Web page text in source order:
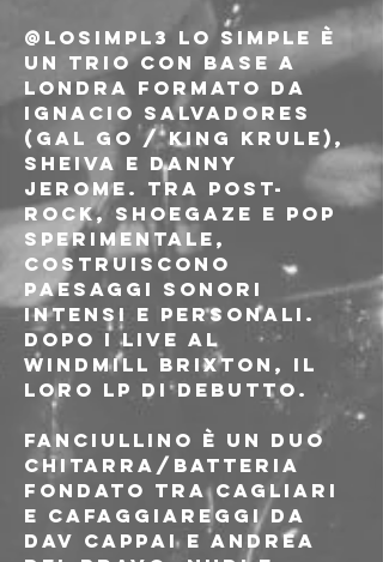
@losimpl3 Lo Simple è
un trio con base a
Londra formato da
Ignacio Salvadores
(Gal Go / King Krule),
Sheiva e Danny
Jerome. Tra post-
rock, shoegaze e pop
sperimentale,
costruiscono
paesaggi sonori
intensi e personali.
Dopo i live al
Windmill Brixton, il
loro LP di debutto.
Fanciullino è un duo
chitarra/batteria
fondato tra Cagliari
e Cafaggiareggi da
Dav Cappai e Andrea